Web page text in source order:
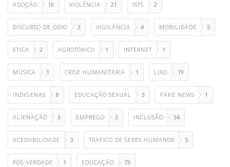
ADOÇÃO 10 VIOLÊNCIA 21 ISTS 2
DISCURSO DE ÓDIO 3 VIGILÂNCIA 4 MOBILIDADE 5
ETICA 2 AGROTÓXICO 1 INTERNET 1
MÚSICA 1 CRISE HUMANITÁRIA 1 LIXO 19
INDIGENAS 8 EDUCAÇÃO SEXUAL 3 FAKE NEWS 1
ALIENAÇÃO 3 EMPREGO 3 INCLUSÃO 34
ACESSIBILIDADE 3 TRAFICO DE SERES HUMANOS 5
PÓS-VERDADE 1 EDUCAÇÃO 73